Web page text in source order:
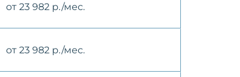
от 23 982 р./мес.
от 23 982 р./мес.